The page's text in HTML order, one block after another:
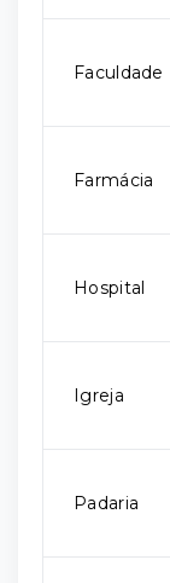
Faculdade
Farmácia
Hospital
Igreja
Padaria